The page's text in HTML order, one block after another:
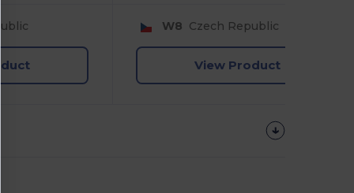
W8 Czech Republic
View Product